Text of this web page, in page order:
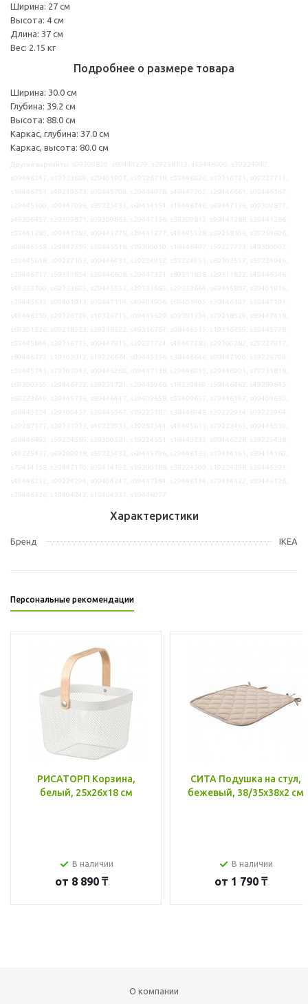
Ширина: 27 см
Высота: 4 см
Длина: 37 см
Вес: 2.15 кг
Подробнее о размере товара
Ширина: 30.0 см
Глубина: 39.2 см
Высота: 88.0 см
Каркас, глубина: 37.0 см
Каркас, высота: 80.0 см
Характеристики
Бренд IKEA
Персональные рекомендации
РИСАТОРП Корзина,
белый, 25x26x18 см
В наличии
от 8 890 ₸
СИТА Подушка на стул,
бежевый, 38/35x38x2 см
В наличии
от 1 790 ₸
О компании